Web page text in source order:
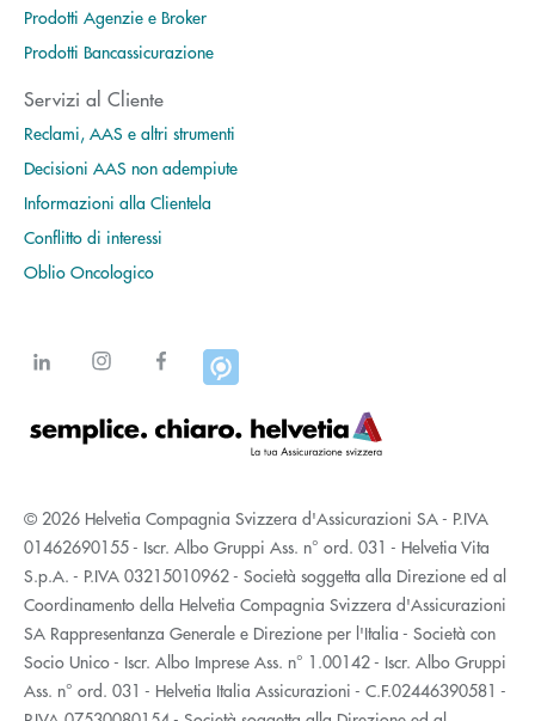
Prodotti Agenzie e Broker
Prodotti Bancassicurazione
Servizi al Cliente
Reclami, AAS e altri strumenti
Decisioni AAS non adempiute
Informazioni alla Clientela
Conflitto di interessi
Oblio Oncologico
© 2026 Helvetia Compagnia Svizzera d'Assicurazioni SA - P.IVA
01462690155 - Iscr. Albo Gruppi Ass. n° ord. 031 - Helvetia Vita
S.p.A. - P.IVA 03215010962 - Società soggetta alla Direzione ed al
Coordinamento della Helvetia Compagnia Svizzera d'Assicurazioni
SA Rappresentanza Generale e Direzione per l'Italia - Società con
Socio Unico - Iscr. Albo Imprese Ass. n° 1.00142 - Iscr. Albo Gruppi
Ass. n° ord. 031 - Helvetia Italia Assicurazioni - C.F.02446390581 -